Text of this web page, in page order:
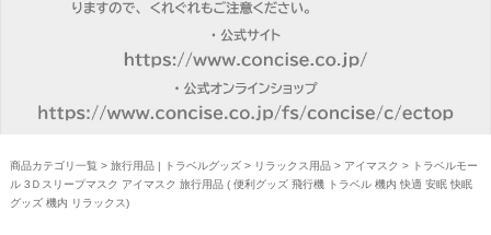
商品カテゴリ一覧 > 旅行用品 | トラベルグッズ> リラックス用品> アイマスク > トラベルモー
ル 3Ｄスリープマスク アイマスク 旅行用品 ( 便利グッズ 飛行機 トラベル 機内 快適 安眠 快眠
グッズ 機内 リラックス)